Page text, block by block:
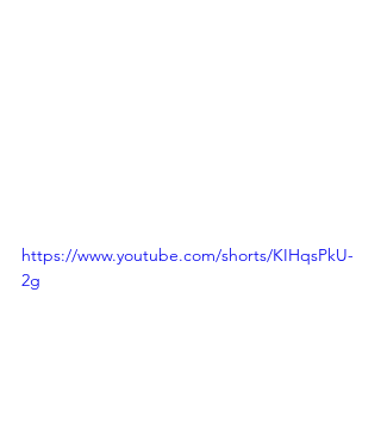
https://www.youtube.com/shorts/KIHqsPkU-
2g